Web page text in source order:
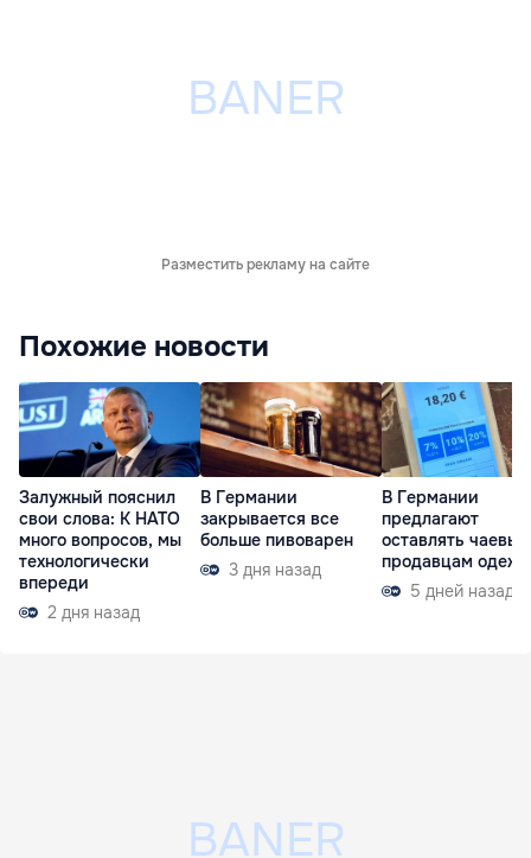
Разместить рекламу на сайте
Похожие новости
Залужный пояснил
свои слова: К НАТО
много вопросов, мы
технологически
впереди
2 дня назад
В Германии
закрывается все
больше пивоварен
3 дня назад
В Германии
предлагают
оставлять чаевые
продавцам
5 дней назад